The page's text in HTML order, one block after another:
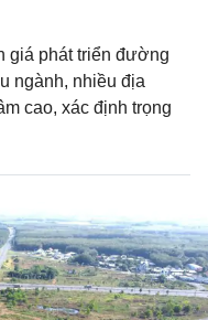
giá phát triển đường
ngành, nhiều địa
cao, xác định trọng